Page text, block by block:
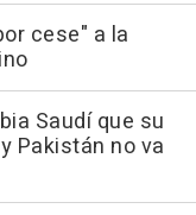
cese" a la
Saudí que su
Pakistán no va